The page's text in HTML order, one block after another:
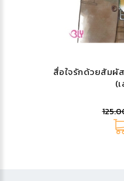
สื่อใจรักด้วยสัมผั
(